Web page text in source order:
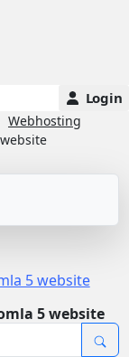
Login
Webhosting
5 website
5 website